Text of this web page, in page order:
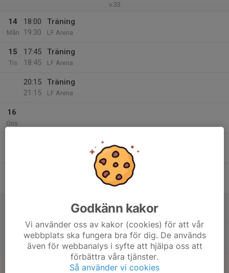
v.33
14
Mån
18:00
19:30
Träning
LF Arena
15
Tis
17:45
18:45
Träning
LF Arena
20:15
21:15
Träning
LF Arena
16
Ons
Träning
LF Arena
19:00
20:00
Egen programträning (TG, Flip)
LF Arena
Träning
Godkänn kakor
Vi använder oss av kakor (cookies) för att vår
webbplats ska fungera bra för dig. De används
även för webbanalys i syfte att hjälpa oss att
förbättra våra tjänster.
Så använder vi cookies